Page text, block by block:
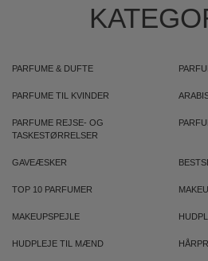
PARFUME & DUFTE
PARFUME TIL KVINDER
PARFUME REJSE- OG
TASKESTØRRELSER
GAVEÆSKER
TOP 10 PARFUMER
MAKEUPSPEJLE
HUDPLEJE TIL MÆND